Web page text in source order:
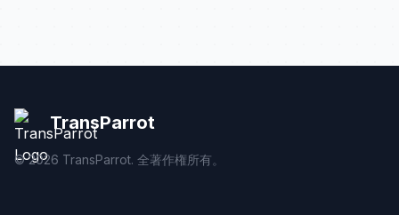
TransParrot
©2026 TransParrot. 全著作権所有。